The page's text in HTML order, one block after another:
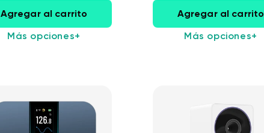
Agregar al carrito
Más opciones+
de...
Agregar al carrito
Más opciones+